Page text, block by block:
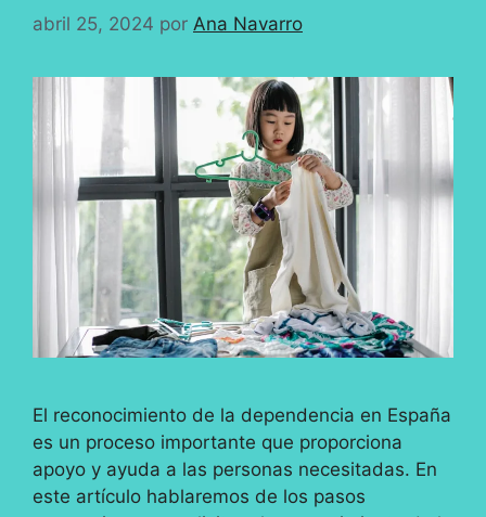
abril 25, 2024 por Ana Navarro
El reconocimiento de la dependencia en España
es un proceso importante que proporciona
apoyo y ayuda a las personas necesitadas. En
este artículo hablaremos de los pasos